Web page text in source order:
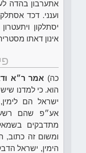
אתערבון בהדה
וענני. דכד
יסתלקון
אינון דאתו
כה) אמר ר״א
הוא. כי למדנו
ישראל הם
אע״פ שהם
מתדבקים
ומשום זה כתוב,
הימין, ישראל